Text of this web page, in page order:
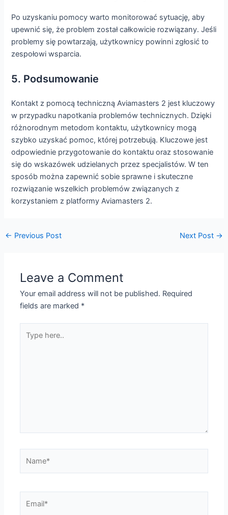
Po uzyskaniu pomocy warto monitorować sytuację, aby
upewnić się, że problem został całkowicie rozwiązany. Jeśli
problemy się powtarzają, użytkownicy powinni zgłosić to
zespołowi wsparcia.
5. Podsumowanie
Kontakt z pomocą techniczną Aviamasters 2 jest kluczowy
w przypadku napotkania problemów technicznych. Dzięki
różnorodnym metodom kontaktu, użytkownicy mogą
szybko uzyskać pomoc, której potrzebują. Kluczowe jest
odpowiednie przygotowanie do kontaktu oraz stosowanie
się do wskazówek udzielanych przez specjalistów. W ten
sposób można zapewnić sobie sprawne i skuteczne
rozwiązanie wszelkich problemów związanych z
korzystaniem z platformy Aviamasters 2.
← Previous Post Next Post →
Leave a Comment
Your email address will not be published. Required
fields are marked *
here..